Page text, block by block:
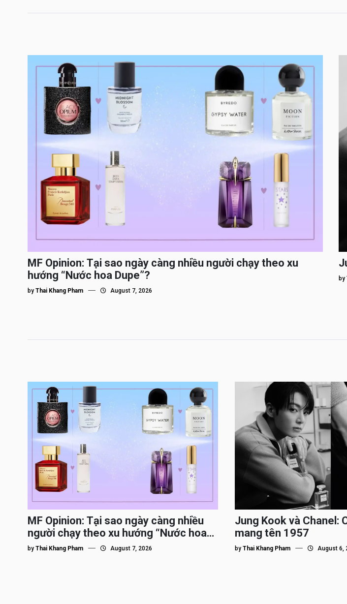
MF Opinion: Tại sao ngày càng nhiều người chạy theo xu
hướng “Nước hoa Dupe”?
by Thai Khang Pham August 7, 2026
by
MF Opinion: Tại sao ngày càng nhiều
người chạy theo xu hướng “Nước hoa
Dupe”?
by Thai Khang Pham August 7, 2026
Jung Kook và Chanel:
mang tên 1957
by Thai Khang Pham August 6,